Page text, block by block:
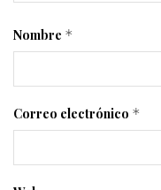
Nombre *
Correo electrónico *